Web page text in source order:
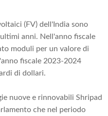
(FV) dell'India sono
anni. Nell'anno fiscale
moduli per un valore di
fiscale 2023-2024
di dollari.
nuove e rinnovabili Shripad
che nel periodo